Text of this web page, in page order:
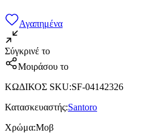
Αγαπημένα
Σύγκρινέ το
Μοιράσου το
ΚΩΔΙΚΟΣ SKU:SF-04142326
Κατασκευαστής:Santoro
Χρώμα:Μοβ